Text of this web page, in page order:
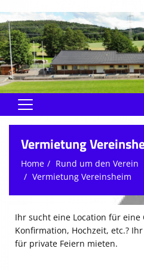
Home
Rund um den Verein
Herren
Soma
Vermietung
Home
Rund um den Verein
Vermietung Vereinsheim
Ihr sucht eine Location für eine
Konfirmation, Hochzeit, etc.?
für private Feiern mieten.